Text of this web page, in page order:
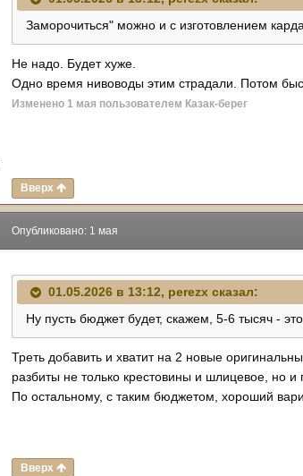
Заморочиться" можно и с изготовлением
Не надо. Будет хуже.
Одно время нивоводы этим страдали. Потом
Изменено 1 мая пользователем Казак-берег
Вверх
Опубликовано: 1 мая
01.05.2026 в 13:12, perezx сказал:
Ну пусть бюджет будет, скажем, 5-6 тысяч -
Треть добавить и хватит на 2 новые
разбиты не только крестовины и шлицевое, но и
По остальному, с таким бюджетом, хороший
Вверх